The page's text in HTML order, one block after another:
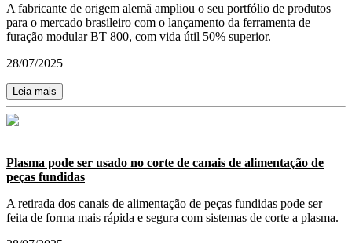
A fabricante de origem alemã ampliou o seu portfólio de produtos
para o mercado brasileiro com o lançamento da ferramenta de
furação modular BT 800, com vida útil 50% superior.
28/07/2025
Leia mais
Plasma pode ser usado no corte de canais de alimentação de
peças fundidas
A retirada dos canais de alimentação de peças fundidas pode ser
feita de forma mais rápida e segura com sistemas de corte a plasma.